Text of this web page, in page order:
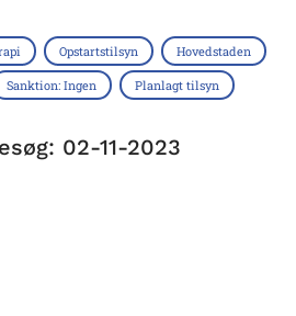
Opstartstilsyn Hovedstaden
Sanktion: Ingen Planlagt tilsyn
02-11-2023